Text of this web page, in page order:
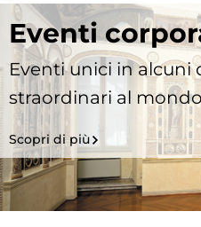
Eventi
Eventi unici in alcuni
straordinari al
Scopri di più